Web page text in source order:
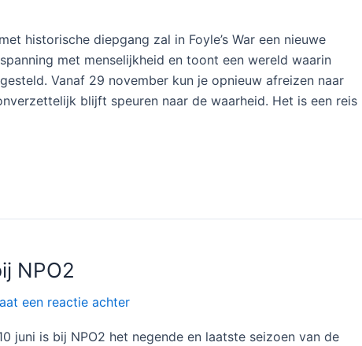
historische diepgang zal in Foyle’s War een nieuwe
met menselijkheid en toont een wereld waarin
Vanaf 29 november kun je opnieuw afreizen naar
blijft speuren naar de waarheid. Het is een reis
NPO2
een reactie achter
juni is bij NPO2 het negende en laatste seizoen van de